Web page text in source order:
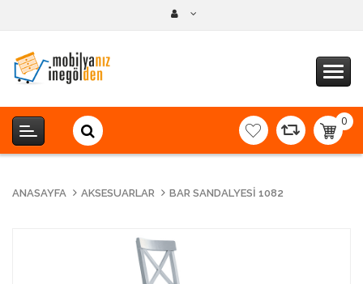
0
-
ANASAYFA AKSESUARLAR BAR SANDALYESI 1082